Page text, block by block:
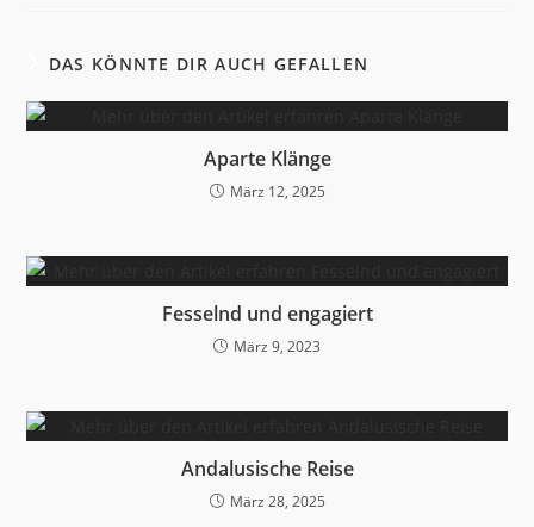
DAS KÖNNTE DIR AUCH GEFALLEN
Aparte Klänge
März 12, 2025
Fesselnd und engagiert
März 9, 2023
Andalusische Reise
März 28, 2025